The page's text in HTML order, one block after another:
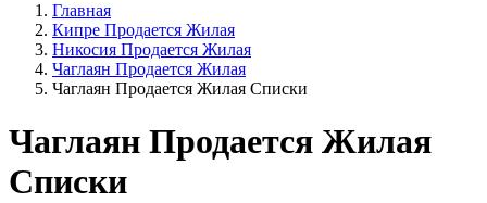
Главная
Кипре Продается Жилая
Никосия Продается Жилая
Чаглаян Продается Жилая
Чаглаян Продается Жилая Списки
Чаглаян Продается Жилая
Списки